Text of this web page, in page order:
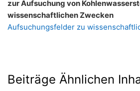
zur Aufsuchung von
wissenschaftlichen Zwecken
Aufsuchungsfelder zu
Beiträge Ähnlichen